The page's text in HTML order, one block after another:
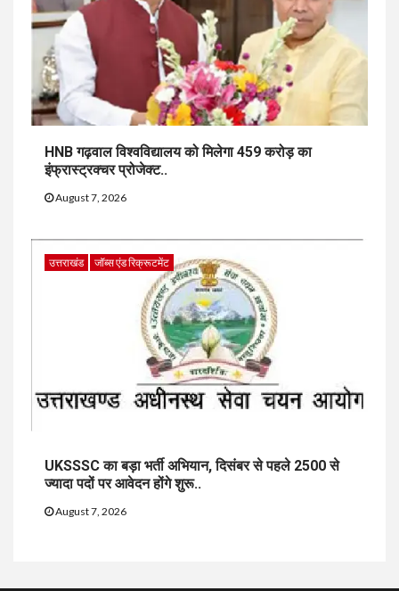
HNB गढ़वाल विश्वविद्यालय को मिलेगा 459 करोड़ का
इंफ्रास्ट्रक्चर प्रोजेक्ट..
August 7, 2026
उत्तराखंड जॉब्स एंड रिक्रूटमेंट
UKSSSC का बड़ा भर्ती अभियान, दिसंबर से पहले 2500 से
ज्यादा पदों पर आवेदन होंगे शुरू..
August 7, 2026